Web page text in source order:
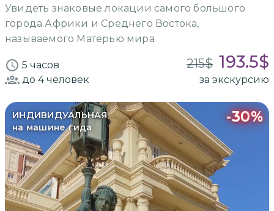
Увидеть знаковые локации самого большого
города Африки и Среднего Востока,
называемого Матерью мира
5 часов 215$ 193.5$
до 4человек за экскурсию
ИНДИВИДУАЛЬНАЯ
на машине гида
-30%